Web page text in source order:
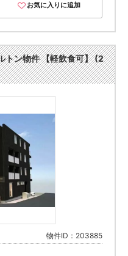
お気に入りに追加
トン物件 【軽飲食可】 (2
物件ID：203885